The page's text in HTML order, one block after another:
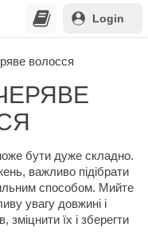
Login
волосся
бути дуже складно.
важливо підібрати
способом. Мийте
увагу довжині і
зміцнити їх і зберегти